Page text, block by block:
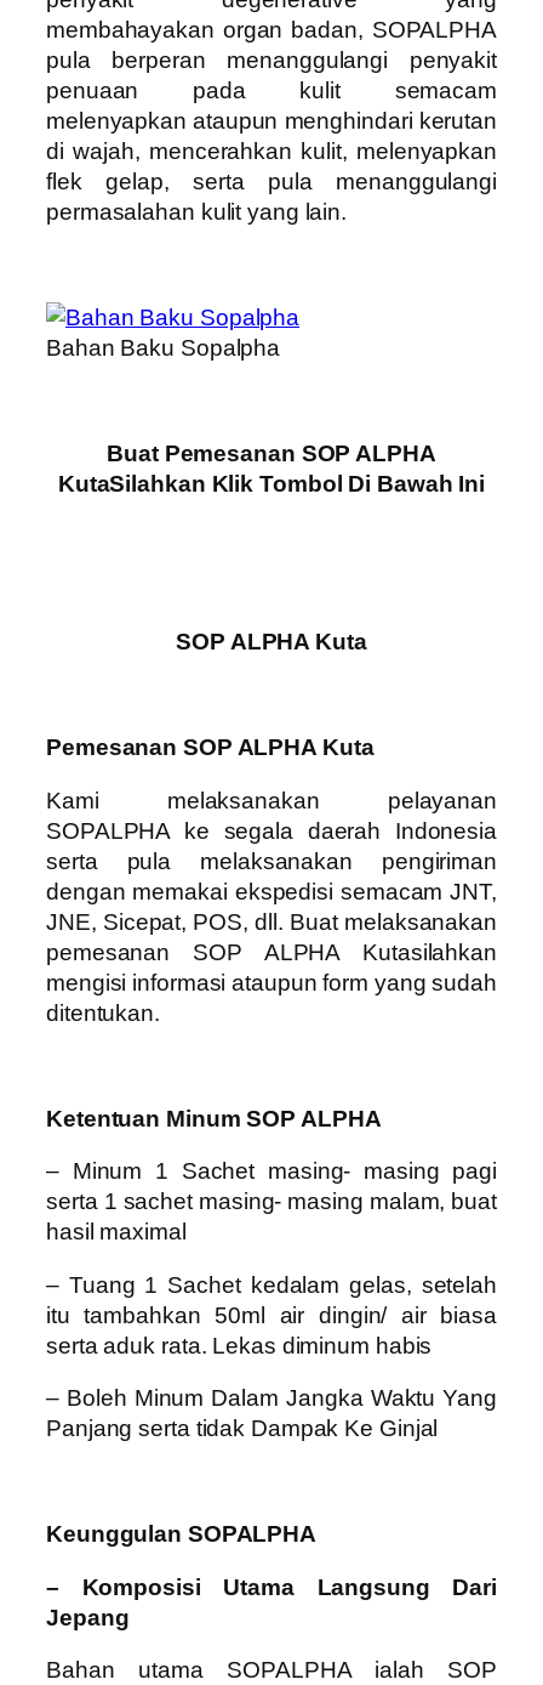
membahayakan organ badan, SOPALPHA
pula berperan menanggulangi penyakit
penuaan pada kulit semacam
melenyapkan ataupun menghindari kerutan
di wajah, mencerahkan kulit, melenyapkan
flek gelap, serta pula menanggulangi
permasalahan kulit yang lain.
Bahan Baku Sopalpha
Buat Pemesanan SOP ALPHA
KutaSilahkan Klik Tombol Di Bawah Ini
SOP ALPHA Kuta
Pemesanan SOP ALPHA Kuta
Kami melaksanakan pelayanan
SOPALPHA ke segala daerah Indonesia
serta pula melaksanakan pengiriman
dengan memakai ekspedisi semacam JNT,
JNE, Sicepat, POS, dll. Buat melaksanakan
pemesanan SOP ALPHA Kutasilahkan
mengisi informasi ataupun form yang sudah
ditentukan.
Ketentuan Minum SOP ALPHA
– Minum 1 Sachet masing- masing pagi
serta 1 sachet masing- masing malam, buat
hasil maximal
– Tuang 1 Sachet kedalam gelas, setelah
itu tambahkan 50ml air dingin/ air biasa
serta aduk rata. Lekas diminum habis
– Boleh Minum Dalam Jangka Waktu Yang
Panjang serta tidak Dampak Ke Ginjal
Keunggulan SOPALPHA
– Komposisi Utama Langsung Dari
Jepang
Bahan utama SOPALPHA ialah SOP